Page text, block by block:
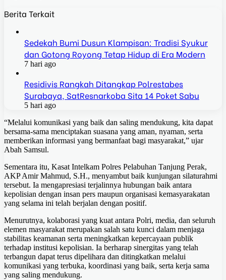
Berita Terkait
Sedekah Bumi Dusun Klampisan: Tradisi Syukur
dan Gotong Royong Tetap Hidup di Era Modern
7 hari ago
Residivis Rangkah Ditangkap Polrestabes
Surabaya, SatResnarkoba Sita 14 Poket Sabu
5 hari ago
“Melalui komunikasi yang baik dan saling mendukung, kita dapat
bersama-sama menciptakan suasana yang aman, nyaman, serta
memberikan informasi yang bermanfaat bagi masyarakat,” ujar
Abah Samsul.
Sementara itu, Kasat Intelkam Polres Pelabuhan Tanjung Perak,
AKP Amir Mahmud, S.H., menyambut baik kunjungan silaturahmi
tersebut. Ia mengapresiasi terjalinnya hubungan baik antara
kepolisian dengan insan pers maupun organisasi kemasyarakatan
yang selama ini telah berjalan dengan positif.
Menurutnya, kolaborasi yang kuat antara Polri, media, dan seluruh
elemen masyarakat merupakan salah satu kunci dalam menjaga
stabilitas keamanan serta meningkatkan kepercayaan publik
terhadap institusi kepolisian. Ia berharap sinergitas yang telah
terbangun dapat terus dipelihara dan ditingkatkan melalui
komunikasi yang terbuka, koordinasi yang baik, serta kerja sama
yang saling mendukung.